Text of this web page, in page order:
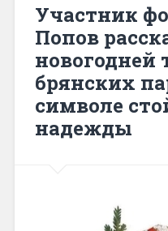
Участник
Попов
новогодней
брянских
символе
надежды